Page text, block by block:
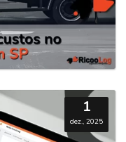
1
dez., 2025